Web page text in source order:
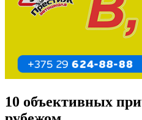
10 объективных